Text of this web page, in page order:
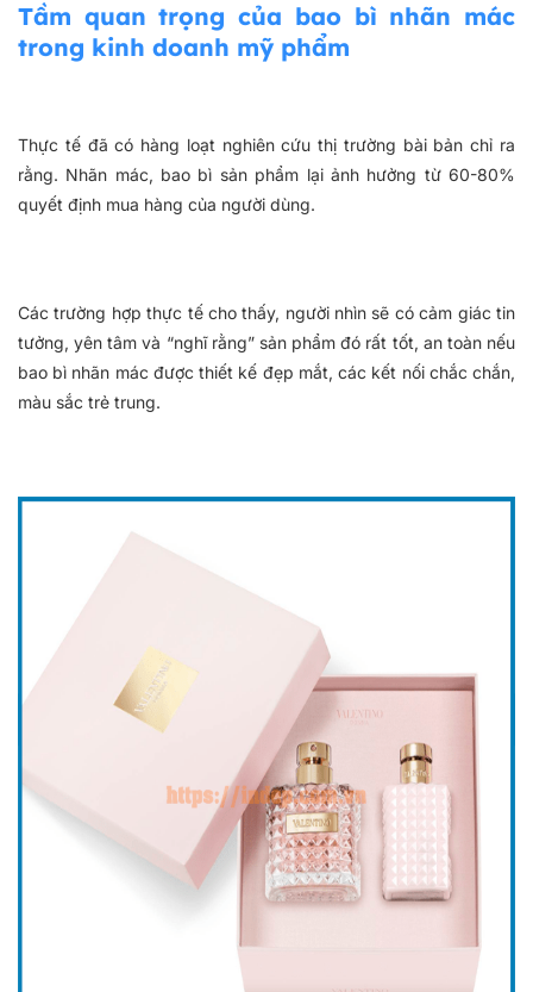
Tầm quan trọng của bao bì nhãn mác
trong kinh doanh mỹ phẩm
Thực tế đã có hàng loạt nghiên cứu thị trường bài bản chỉ ra
rằng. Nhãn mác, bao bì sản phẩm lại ảnh hưởng từ 60-80%
quyết định mua hàng của người dùng.
Các trường hợp thực tế cho thấy, người nhìn sẽ có cảm giác tin
tưởng, yên tâm và “nghĩ rằng” sản phẩm đó rất tốt, an toàn nếu
bao bì nhãn mác được thiết kế đẹp mắt, các kết nối chắc chắn,
màu sắc trẻ trung.